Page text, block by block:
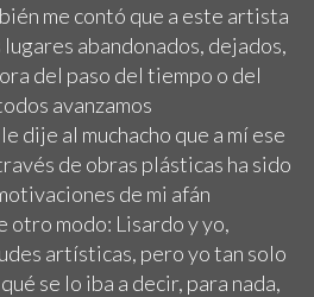
me contó que a este artista
abandonados, dejados,
del paso del tiempo o del
avanzamos
dije al muchacho que a mí ese
de obras plásticas ha sido
de mi afán
otro modo: Lisardo y yo,
artísticas, pero yo tan solo
se lo iba a decir, para nada,